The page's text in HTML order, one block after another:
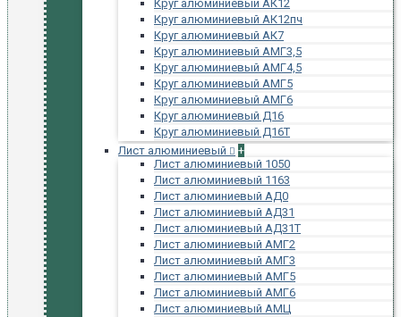
Круг алюминиевый АК12
Круг алюминиевый АК12пч
Круг алюминиевый АК7
Круг алюминиевый АМГ3,5
Круг алюминиевый АМГ4,5
Круг алюминиевый АМГ5
Круг алюминиевый АМГ6
Круг алюминиевый Д16
Круг алюминиевый Д16Т
Лист алюминиевый
+
Лист алюминиевый 1050
Лист алюминиевый 1163
Лист алюминиевый АД0
Лист алюминиевый АД31
Лист алюминиевый АД31Т
Лист алюминиевый АМГ2
Лист алюминиевый АМГ3
Лист алюминиевый АМГ5
Лист алюминиевый АМГ6
Лист алюминиевый АМЦ